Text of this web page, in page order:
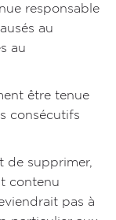
responsable
au
au
être tenue
consécutifs
de supprimer,
contenu
pas à